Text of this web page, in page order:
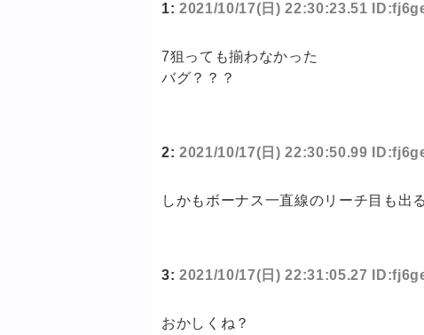
1: 2021/10/17(日) 22:30:23.51
7狙っても揃わなかった
バグ？？？
2: 2021/10/17(日) 22:30:50.99
しかもボーナス一直線のリーチ目も出る
3: 2021/10/17(日) 22:31:05.27
おかしくね？